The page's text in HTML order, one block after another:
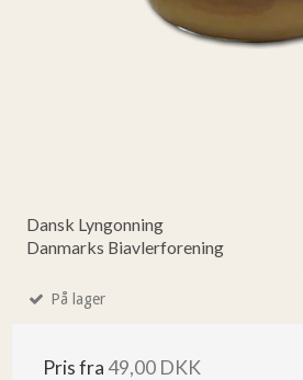
Dansk Lyngonning
Danmarks Biavlerforening
På lager
Pris fra 49,00 DKK